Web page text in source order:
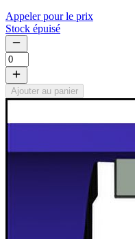
Appeler pour le prix
Stock épuisé
Ajouter au panier